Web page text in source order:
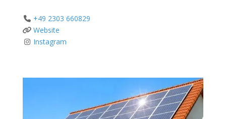
+49 2303 660829
Website
Instagram